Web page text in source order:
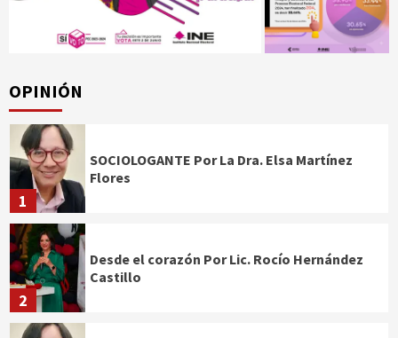
OPINIÓN
1
SOCIOLOGANTE Por La Dra. Elsa Martínez
Flores
2
Desde el corazón Por Lic. Rocío Hernández
Castillo